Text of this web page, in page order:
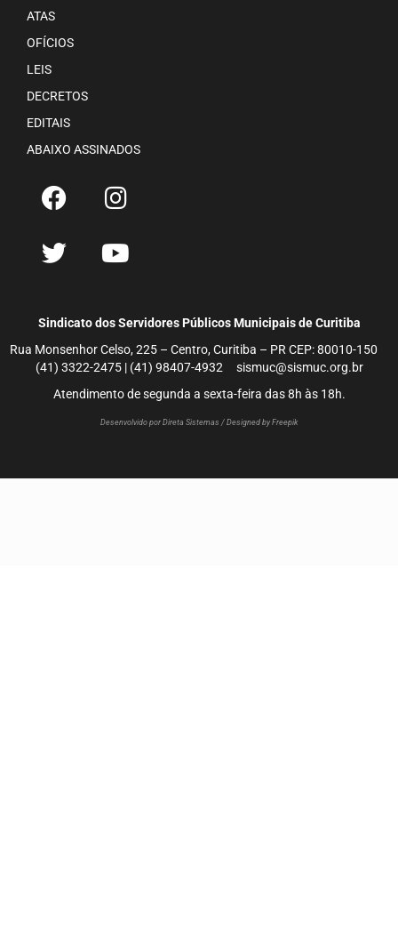
ATAS
OFÍCIOS
LEIS
DECRETOS
EDITAIS
ABAIXO ASSINADOS
Sindicato dos Servidores Públicos Municipais de Curitiba
Rua Monsenhor Celso, 225 – Centro, Curitiba – PR CEP: 80010-150
(41) 3322-2475 | (41) 98407-4932 sismuc@sismuc.org.br
Atendimento de segunda a sexta-feira das 8h às 18h.
Desenvolvido por Direta Sistemas / Designed by Freepik